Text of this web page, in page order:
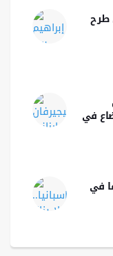
طرح
في
عالقا في